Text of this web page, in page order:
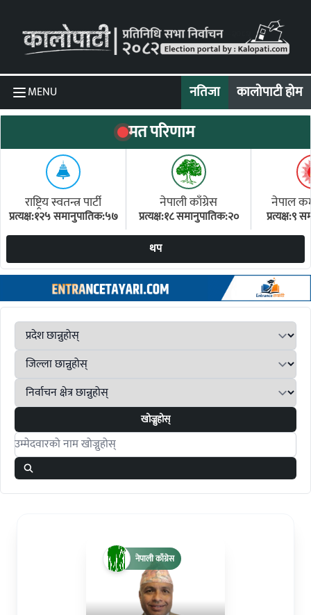
MENU नतिजा कालोपाटी होम
मत परिणाम
राष्ट्रिय स्वतन्त्र पार्टी
प्रत्यक्ष:१२५ समानुपातिक:५७
नेपाली काँग्रेस
प्रत्यक्ष:१८ समानुपातिक:२०
नेपाल
प्रत्यक्ष:९
थप
खोज्नुहोस्
Search candidates
नेपाली काँग्रेस